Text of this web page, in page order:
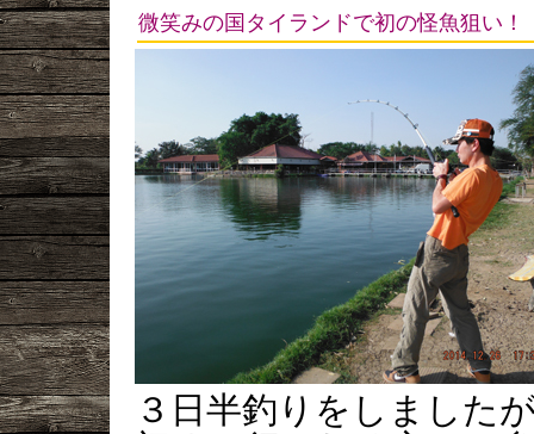
微笑みの国タイランドで初の怪魚狙い！
３日半釣りをしました